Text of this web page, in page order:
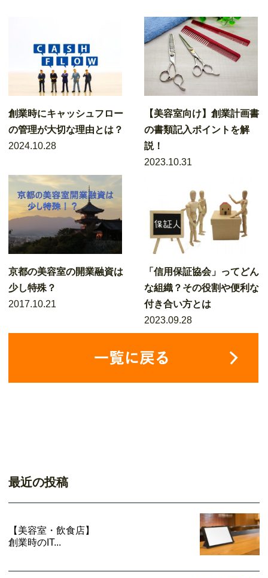
創業時にキャッシュフロー
の管理が大切な理由とは？
2024.10.28
【美容室向け】創業計画書
の書類記入ポイントを解
説！
2023.10.31
京都の美容室の開業融資は
少し特殊？
2017.10.21
「信用保証協会」ってどん
な組織？その役割や便利な
付き合い方とは
2023.09.28
最近の投稿
【美容室・飲食店】
創業時のIT...